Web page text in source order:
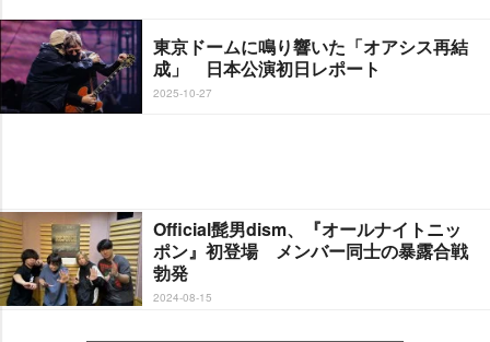
東京ドームに鳴り響いた「オアシス再結
成」 日本公演初日レポート
2025-10-27
Official髭男dism、『オールナイトニッ
ポン』初登場 メンバー同士の暴露合戦
勃発
2024-08-15